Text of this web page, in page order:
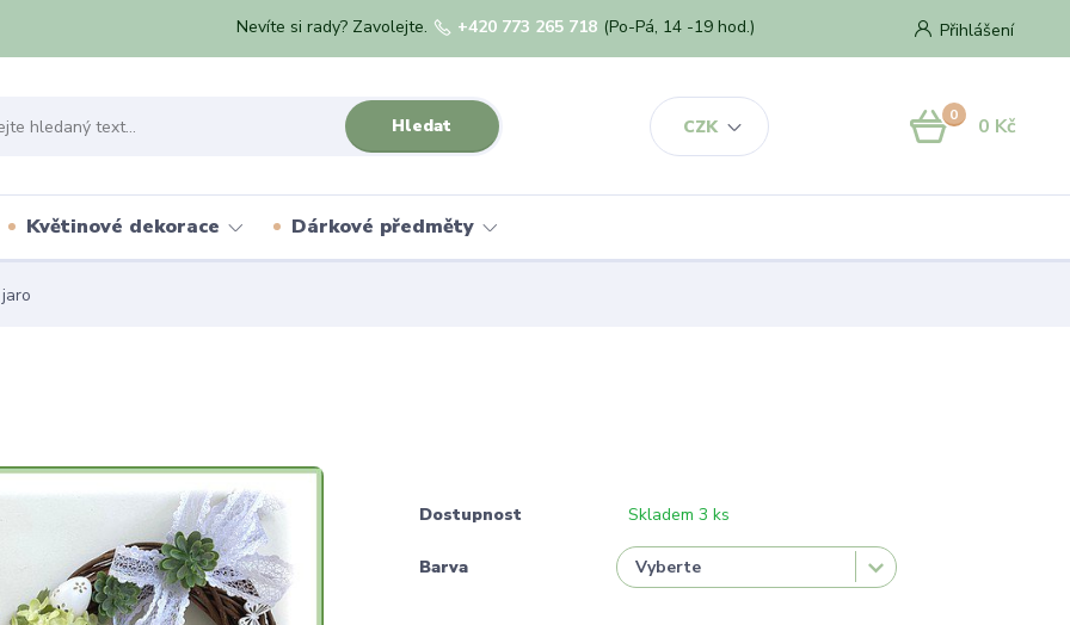
CZK
Přihlášení
Hledat
Nevíte si rady? Zavolejte. +420 773 265 718 (Po-Pá, 14 -19 hod.)
0 0 Kč
Květinové dekorace Dárkové předměty
Dostupnost Skladem 3 ks
Barva